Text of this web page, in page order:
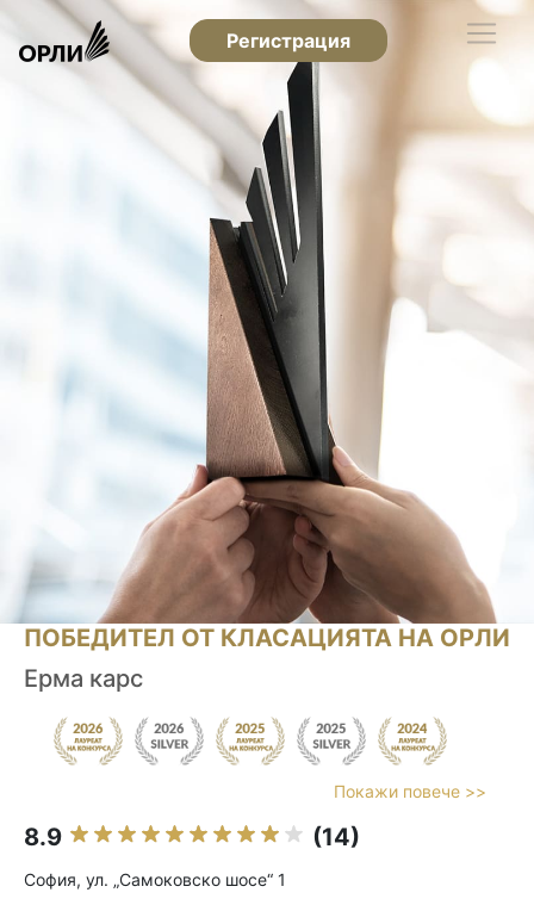
Регистрация
ПОБЕДИТЕЛ ОТ КЛАСАЦИЯТА НА ОРЛИ
Ерма карс
Покажи повече >>
8.9 (14)
София, ул. „Самоковско шосе“ 1